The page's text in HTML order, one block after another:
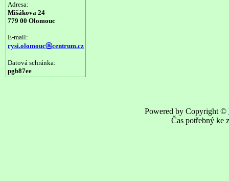
Adresa:
Mišákova 24
779 00 Olomouc
E-mail:
rysi.olomoucⓐcentrum.cz
Datová schránka:
pgb87ee
Powered by Copyright ©
Čas potřebný ke